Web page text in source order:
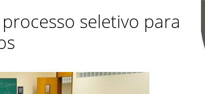
seletivo para